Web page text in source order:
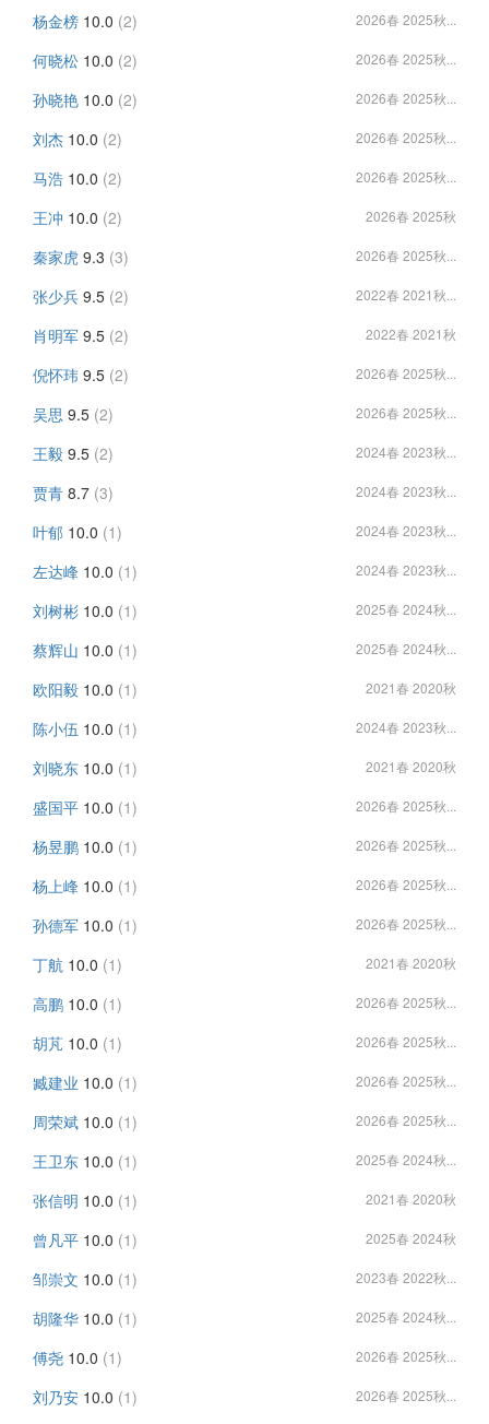
杨金榜 10.0 (2) 2026春 2025秋...
何晓松 10.0 (2) 2026春 2025秋...
孙晓艳 10.0 (2) 2026春 2025秋...
刘杰 10.0 (2) 2026春 2025秋...
马浩 10.0 (2) 2026春 2025秋...
王冲 10.0 (2) 2026春 2025秋
秦家虎 9.3 (3) 2026春 2025秋...
张少兵 9.5 (2) 2022春 2021秋...
肖明军 9.5 (2) 2022春 2021秋
倪怀玮 9.5 (2) 2026春 2025秋...
吴思 9.5 (2) 2026春 2025秋...
王毅 9.5 (2) 2024春 2023秋...
贾青 8.7 (3) 2024春 2023秋...
叶郁 10.0 (1) 2024春 2023秋...
左达峰 10.0 (1) 2024春 2023秋...
刘树彬 10.0 (1) 2025春 2024秋...
蔡辉山 10.0 (1) 2025春 2024秋...
欧阳毅 10.0 (1) 2021春 2020秋
陈小伍 10.0 (1) 2024春 2023秋...
刘晓东 10.0 (1) 2021春 2020秋
盛国平 10.0 (1) 2026春 2025秋...
杨昱鹏 10.0 (1) 2026春 2025秋...
杨上峰 10.0 (1) 2026春 2025秋...
孙德军 10.0 (1) 2026春 2025秋...
丁航 10.0 (1) 2021春 2020秋
高鹏 10.0 (1) 2026春 2025秋...
胡芃 10.0 (1) 2026春 2025秋...
臧建业 10.0 (1) 2026春 2025秋...
周荣斌 10.0 (1) 2026春 2025秋...
王卫东 10.0 (1) 2025春 2024秋...
张信明 10.0 (1) 2021春 2020秋
曾凡平 10.0 (1) 2025春 2024秋
邹崇文 10.0 (1) 2023春 2022秋...
胡隆华 10.0 (1) 2025春 2024秋...
傅尧 10.0 (1) 2026春 2025秋...
刘乃安 10.0 (1) 2026春 2025秋...